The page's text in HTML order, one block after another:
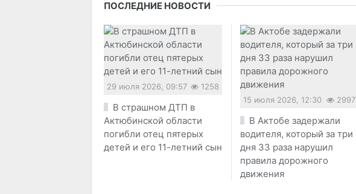
ПОСЛЕДНИЕ НОВОСТИ
29 июля 2026, 09:57 1258
В страшном ДТП в
Актюбинской области
погибли отец пятерых
детей и его 11-летний сын
15 июля 2026, 12:30 2997
В Актобе задержали
водителя, который за три
дня 33 раза нарушил
правила дорожного
движения